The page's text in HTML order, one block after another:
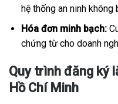
hệ thống an ninh không
Hóa đơn minh bạch:
chứng từ cho doanh
Quy trình đăng ký
Hồ Chí Minh